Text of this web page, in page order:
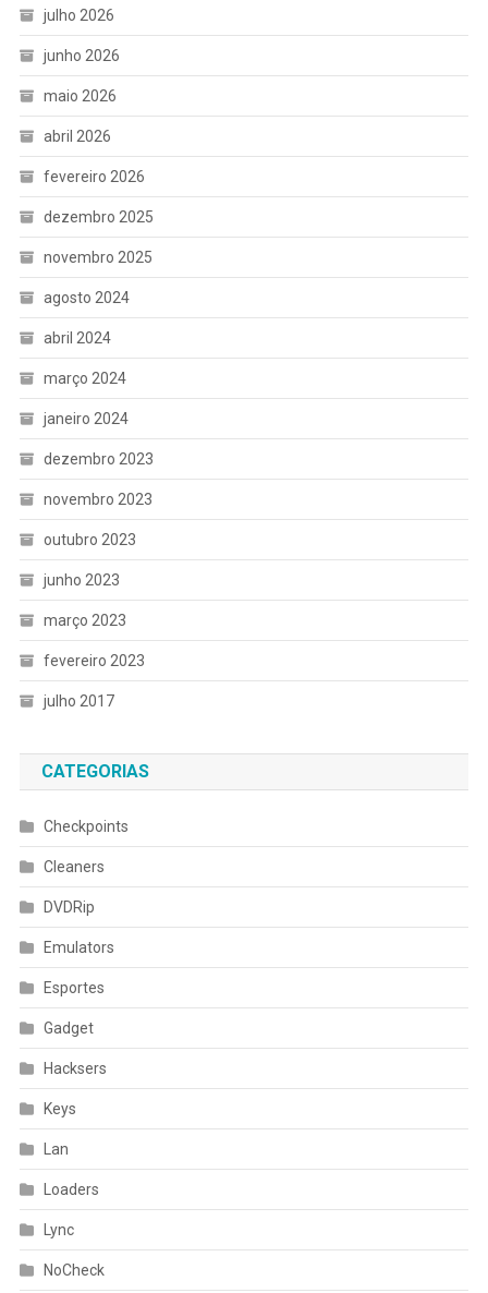
julho 2026
junho 2026
maio 2026
abril 2026
fevereiro 2026
dezembro 2025
novembro 2025
agosto 2024
abril 2024
março 2024
janeiro 2024
dezembro 2023
novembro 2023
outubro 2023
junho 2023
março 2023
fevereiro 2023
julho 2017
CATEGORIAS
Checkpoints
Cleaners
DVDRip
Emulators
Esportes
Gadget
Hacksers
Keys
Lan
Loaders
Lync
NoCheck